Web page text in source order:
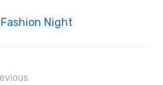
Fashion Night